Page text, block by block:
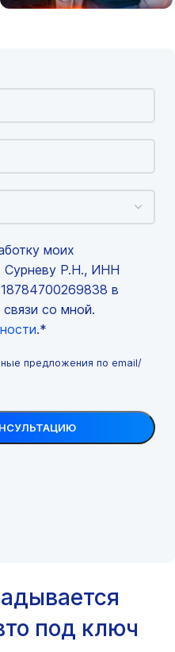
моих
Сурневу Р.Н., ИНН
в
связи со мной.
.*
предложения по email/
под ключ